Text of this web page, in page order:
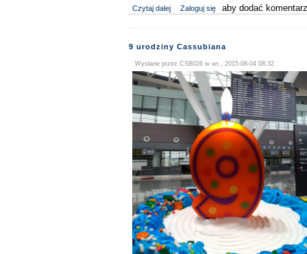
Czytaj dalej wpis Testujemy Airbusa A340-600
Zaloguj się aby dodać
9 urodziny Cassubiana
Wysłane przez CSB026 w wt., 2015-08-04 08:32